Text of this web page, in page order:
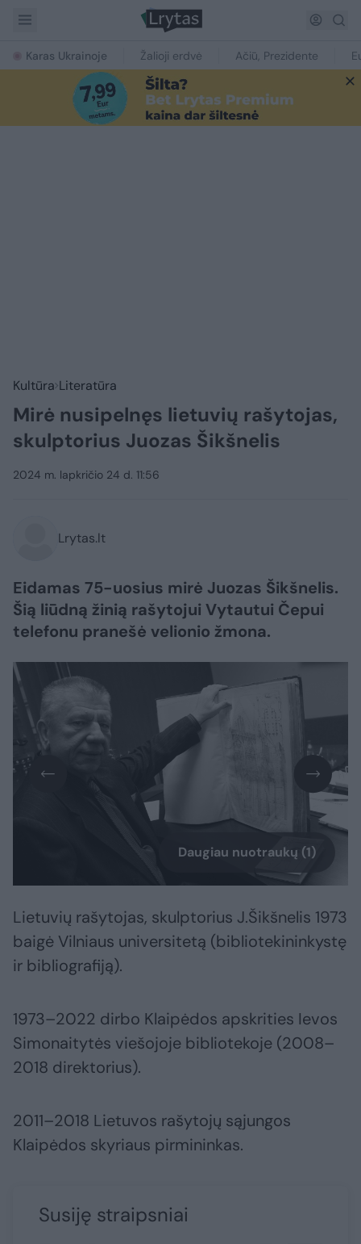
Karas Ukrainoje Žalioji erdvė Ačiū, Prezidente
Kultūra Literatūra
Mirė nusipelnęs lietuvių rašytojas,
skulptorius Juozas Šikšnelis
2024 m. lapkričio 24 d. 11:56
Lrytas.lt
Eidamas 75-uosius mirė Juozas Šikšnelis.
Šią liūdną žinią rašytojui Vytautui Čepui
telefonu pranešė velionio žmona.
Daugiau nuotraukų (1)
Lietuvių rašytojas, skulptorius J.Šikšnelis 1973
baigė Vilniaus universitetą (bibliotekininkystę
ir bibliografiją).
1973–2022 dirbo Klaipėdos apskrities Ievos
Simonaitytės viešojoje bibliotekoje (2008–
2018 direktorius).
2011–2018 Lietuvos rašytojų sąjungos
Klaipėdos skyriaus pirmininkas.
Susiję straipsniai